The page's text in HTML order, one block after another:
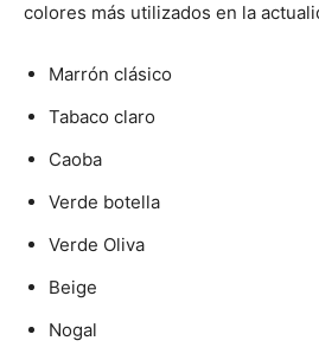
colores más utilizados en la
Marrón clásico
Tabaco claro
Caoba
Verde botella
Verde Oliva
Beige
Nogal